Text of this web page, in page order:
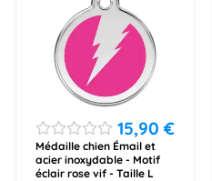
15,90 €
Médaille chien Émail et
acier inoxydable - Motif
éclair rose vif - Taille L